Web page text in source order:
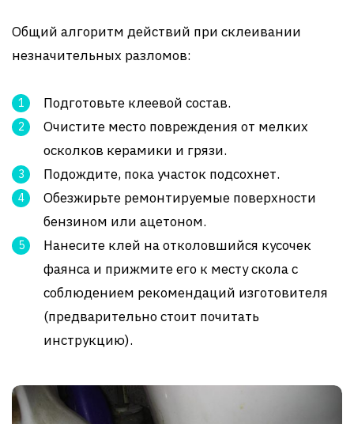
Общий алгоритм действий при склеивании
незначительных разломов:
Подготовьте клеевой состав.
Очистите место повреждения от мелких
осколков керамики и грязи.
Подождите, пока участок подсохнет.
Обезжирьте ремонтируемые поверхности
бензином или ацетоном.
Нанесите клей на отколовшийся кусочек
фаянса и прижмите его к месту скола с
соблюдением рекомендаций изготовителя
(предварительно стоит почитать
инструкцию).